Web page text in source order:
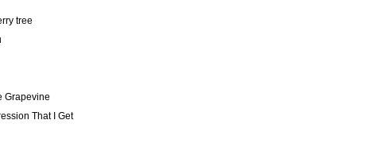
tree
Grapevine
That I Get